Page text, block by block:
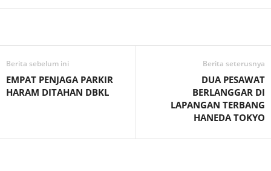
Berita sebelum ini
EMPAT PENJAGA PARKIR
HARAM DITAHAN DBKL
Berita seterusnya
DUA PESAWAT
BERLANGGAR DI
LAPANGAN TERBANG
HANEDA TOKYO